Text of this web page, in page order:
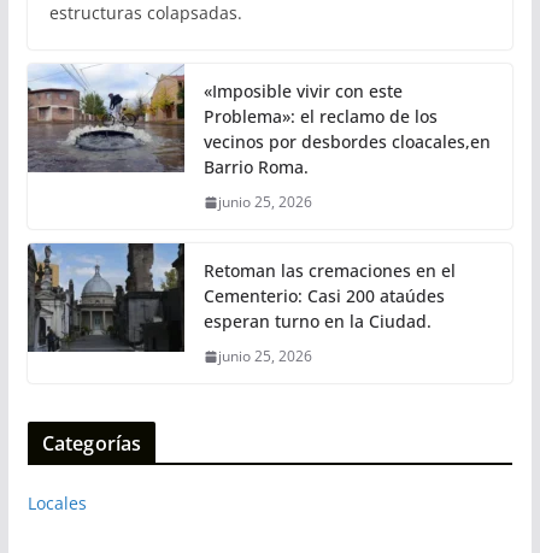
estructuras colapsadas.
«Imposible vivir con este
Problema»: el reclamo de los
vecinos por desbordes cloacales,en
Barrio Roma.
junio 25, 2026
Retoman las cremaciones en el
Cementerio: Casi 200 ataúdes
esperan turno en la Ciudad.
junio 25, 2026
Categorías
Locales